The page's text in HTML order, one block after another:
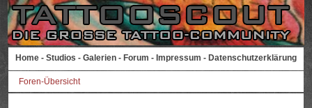
Home - Studios - Galerien - Forum - Impressum - Datenschutzerklärung
Foren-Übersicht